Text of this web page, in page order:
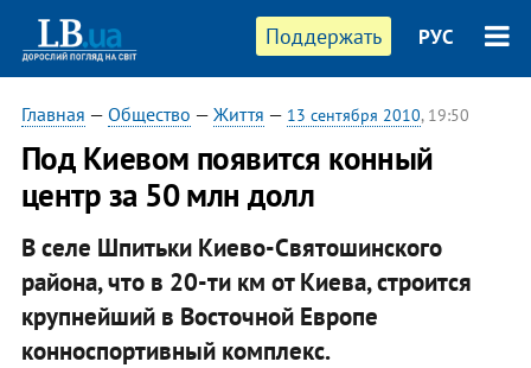
Поддержать РУС
Главная — Общество — Життя — 13 сентября 2010, 19:50
Под Киевом появится конный
центр за 50 млн долл
В селе Шпитьки Киево-Святошинского
района, что в 20-ти км от Киева, строится
крупнейший в Восточной Европе
конноспортивный комплекс.